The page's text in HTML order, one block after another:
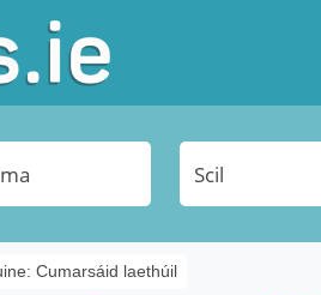
Cumarsáid laethúil